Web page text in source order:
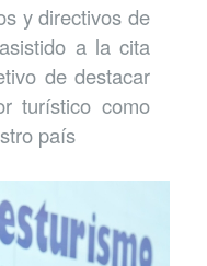
y directivos de
a la cita
de destacar
turístico como
país